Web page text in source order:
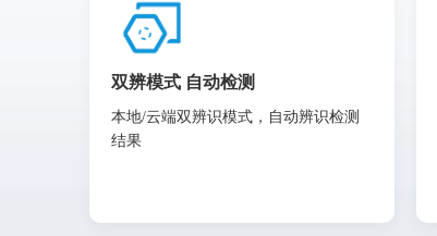
双辨模式 自动检测
本地/云端双辨识模式，自动辨识检测
结果